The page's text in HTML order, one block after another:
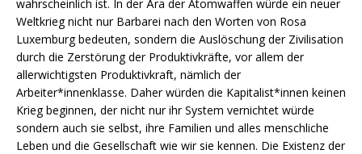
wahrscheinlich ist. In der Ära der Atomwaffen würde ein neuer
Weltkrieg nicht nur Barbarei nach den Worten von Rosa
Luxemburg bedeuten, sondern die Auslöschung der Zivilisation
durch die Zerstörung der Produktivkräfte, vor allem der
allerwichtigsten Produktivkraft, nämlich der
Arbeiter*innenklasse. Daher würden die Kapitalist*innen keinen
Krieg beginnen, der nicht nur ihr System vernichtet würde
sondern auch sie selbst, ihre Familien und alles menschliche
Leben und die Gesellschaft wie wir sie kennen. Die Existenz der